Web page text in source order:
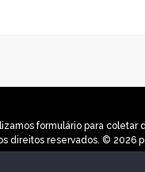
formulário para
direitos reservados. © 2026